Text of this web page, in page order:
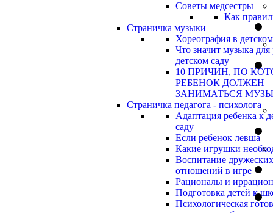
Советы медсестры
Как
Страничка музыки
Хореография в
Что значит музыка для
детском саду
10 ПРИЧИН, ПО
РЕБЕНОК ДОЛЖЕН
ЗАНИМАТЬСЯ
Страничка педагога - психолога
Адаптация ребенка к
саду
Если ребенок левша
Какие игрушки
Воспитание дружеских
отношений в игре
Рационалы и
Подготовка детей к
Психологическая